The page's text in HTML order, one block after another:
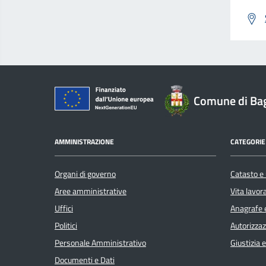
Comune di
AMMINISTRAZIONE
Organi di governo
Aree amministrative
Uffici
Politici
Personale Amministrativo
Documenti e Dati
Catasto
Vita
Anagrafe
Giustizia